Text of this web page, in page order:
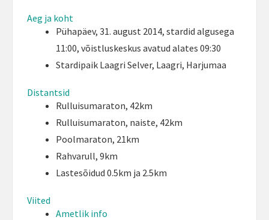
Aeg ja koht
Pühapäev, 31. august 2014, stardid algusega
11:00, võistluskeskus avatud alates 09:30
Stardipaik Laagri Selver, Laagri, Harjumaa
Distantsid
Rulluisumaraton, 42km
Rulluisumaraton, naiste, 42km
Poolmaraton, 21km
Rahvarull, 9km
Lastesõidud 0.5km ja 2.5km
Viited
Ametlik info